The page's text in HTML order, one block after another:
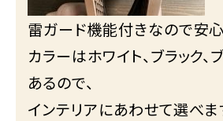
雷ガード機能付きなので安心
カラーはホワイト、ブラック
あるので、
インテリアにあわせて選べま